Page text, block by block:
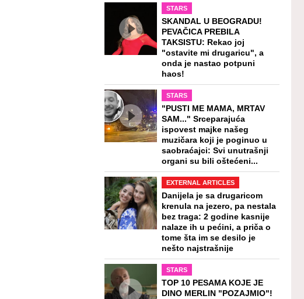
STARS
SKANDAL U BEOGRADU!
PEVAČICA PREBILA
TAKSISTU: Rekao joj
"ostavite mi drugaricu", a
onda je nastao potpuni
haos!
STARS
"PUSTI ME MAMA, MRTAV
SAM..." Srceparajuća
ispovest majke našeg
muzičara koji je poginuo u
saobraćajci: Svi unutrašnji
organi su bili oštećeni...
EXTERNAL ARTICLES
Danijela je sa drugaricom
krenula na jezero, pa nestala
bez traga: 2 godine kasnije
nalaze ih u pećini, a priča o
tome šta im se desilo je
nešto najstrašnije
STARS
TOP 10 PESAMA KOJE JE
DINO MERLIN "POZAJMIO"!